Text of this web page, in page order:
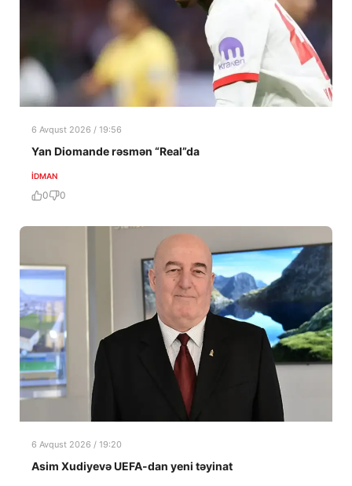
6 Avqust 2026 / 19:56
Yan Diomande rəsmən “Real”da
İDMAN
0 0
6 Avqust 2026 / 19:20
Asim Xudiyevə UEFA-dan yeni təyinat